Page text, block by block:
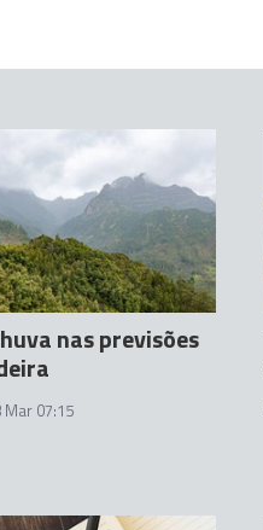
nas previsões
Mar 07:15